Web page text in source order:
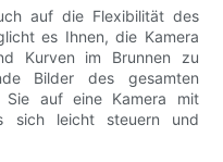
auf die Flexibilität des
es Ihnen, die Kamera
Kurven im Brunnen zu
Bilder des gesamten
Sie auf eine Kamera mit
sich leicht steuern und